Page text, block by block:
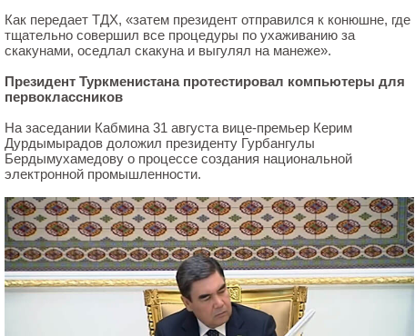
Как передает ТДХ, «затем президент отправился к конюшне, где
тщательно совершил все процедуры по ухаживанию за
скакунами, оседлал скакуна и выгулял на манеже».
Президент Туркменистана протестировал компьютеры для
первоклассников
На заседании Кабмина 31 августа вице-премьер Керим
Дурдымырадов доложил президенту Гурбангулы
Бердымухамедову о процессе создания национальной
электронной промышленности.